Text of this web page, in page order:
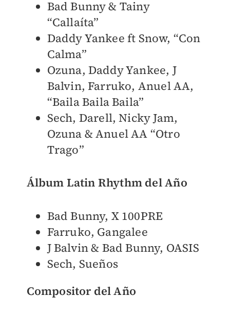
Bad Bunny & Tainy
“Callaíta”
Daddy Yankee ft Snow, “Con
Calma”
Ozuna, Daddy Yankee, J
Balvin, Farruko, Anuel AA,
“Baila Baila Baila”
Sech, Darell, Nicky Jam,
Ozuna & Anuel AA “Otro
Trago”
Álbum Latin Rhythm del Año
Bad Bunny, X 100PRE
Farruko, Gangalee
J Balvin & Bad Bunny, OASIS
Sech, Sueños
Compositor del Año